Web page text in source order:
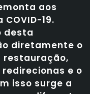
aos
19.
desta
diretamente o
restauração,
e o
isso surge a